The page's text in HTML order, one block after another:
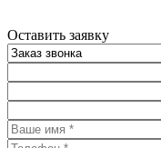
Оставить заявку